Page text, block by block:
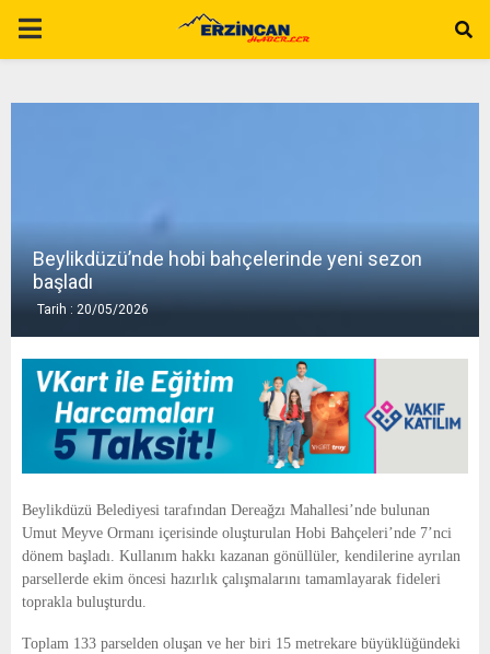
P
A
E
N
U
Beylikdüzü’nde hobi bahçelerinde yeni sezon
başladı
Tarih : 20/05/2026
Beylikdüzü Belediyesi tarafından Dereağzı Mahallesi’nde bulunan
Umut Meyve Ormanı içerisinde oluşturulan Hobi Bahçeleri’nde 7’nci
dönem başladı. Kullanım hakkı kazanan gönüllüler, kendilerine ayrılan
parsellerde ekim öncesi hazırlık çalışmalarını tamamlayarak fideleri
toprakla buluşturdu.
Toplam 133 parselden oluşan ve her biri 15 metrekare büyüklüğündeki